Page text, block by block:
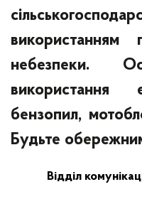
використанням
небезпеки.
використання
бензопил,
Будьте
Відділ